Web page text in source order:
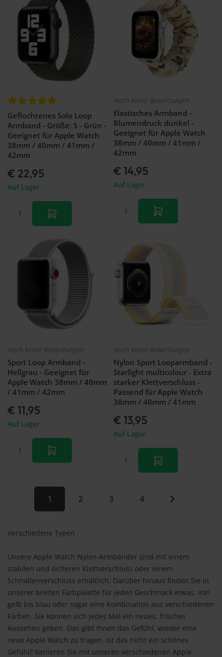
Geflochtenes Solo Loop
Armband - Größe: S - Grün -
Geeignet für Apple Watch
38mm / 40mm / 41mm /
42mm
€ 22,95
Auf Lager
Noch keine Bewertungen
Elastisches Armband -
Blumendruck dunkel -
Geeignet für Apple Watch
38mm / 40mm / 41mm /
42mm
€ 14,95
Auf Lager
Noch keine Bewertungen
Sport Loop Armband -
Hellgrau - Geeignet für
Apple Watch 38mm / 40mm
/ 41mm / 42mm
€ 11,95
Auf Lager
Noch keine Bewertungen
Nylon Sport Looparmband -
Starlight multicolour - Extra
starker Klettverschluss -
Passend für Apple Watch
38mm / 40mm / 41mm
€ 13,95
Auf Lager
1 2 3 4
Verschiedene Typen
Unsere Apple Watch Nylon-Armbänder sind mit einem
stabilen und sicheren Klettverschluss oder einem
Schnallenverschluss erhältlich. Darüber hinaus finden Sie in
unserer breiten Farbpalette für jeden Geschmack etwas. Von
gelb bis blau oder sogar eine Kombination aus verschiedenen
Farben. Sie können sich jedes Mal ein neues, frisches
Aussehen geben. Das gibt Ihnen das Gefühl, wieder eine
neue Apple Watch zu tragen. Ist das nicht ein schönes
Gefühl? Variieren Sie mit unseren verschiedenen Apple